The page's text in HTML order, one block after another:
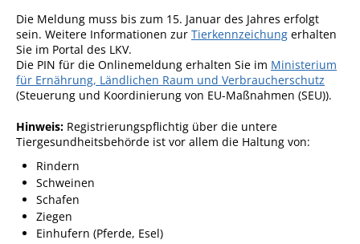
Die Meldung muss bis zum 15. Januar des Jahres erfolgt
sein. Weitere Informationen zur Tierkennzeichung erhalten
Sie im Portal des LKV.
Die PIN für die Onlinemeldung erhalten Sie im Ministerium
für Ernährung, Ländlichen Raum und Verbraucherschutz
(Steuerung und Koordinierung von EU-Maßnahmen (SEU)).
Hinweis: Registrierungspflichtig über die untere
Tiergesundheitsbehörde ist vor allem die Haltung von:
Rindern
Schweinen
Schafen
Ziegen
Einhufern (Pferde, Esel)